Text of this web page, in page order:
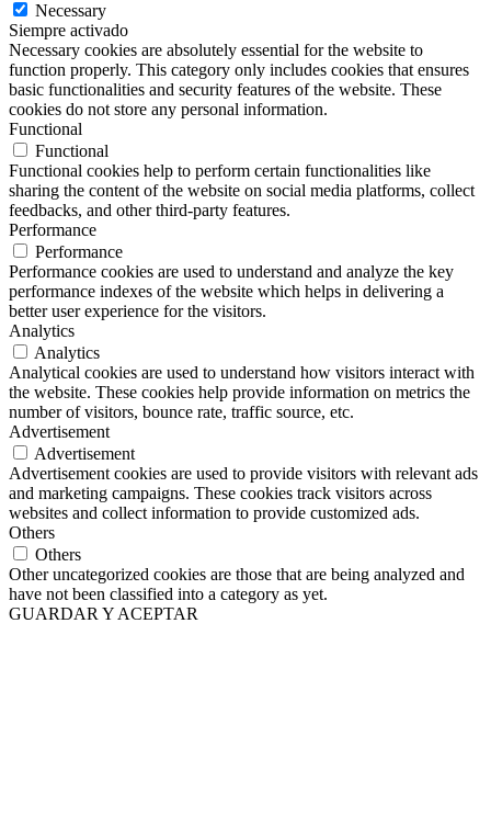
Necessary
Siempre activado
Necessary cookies are absolutely essential for the website to
function properly. This category only includes cookies that ensures
basic functionalities and security features of the website. These
cookies do not store any personal information.
Functional
Functional
Functional cookies help to perform certain functionalities like
sharing the content of the website on social media platforms, collect
feedbacks, and other third-party features.
Performance
Performance
Performance cookies are used to understand and analyze the key
performance indexes of the website which helps in delivering a
better user experience for the visitors.
Analytics
Analytics
Analytical cookies are used to understand how visitors interact with
the website. These cookies help provide information on metrics the
number of visitors, bounce rate, traffic source, etc.
Advertisement
Advertisement
Advertisement cookies are used to provide visitors with relevant ads
and marketing campaigns. These cookies track visitors across
websites and collect information to provide customized ads.
Others
Others
Other uncategorized cookies are those that are being analyzed and
have not been classified into a category as yet.
GUARDAR Y ACEPTAR